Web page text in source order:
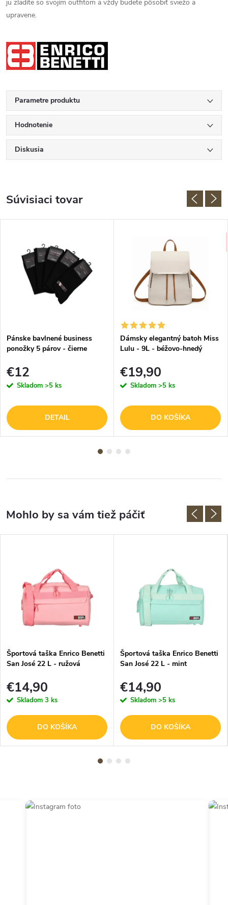
ju zladíte so svojím outfitom a vždy budete pôsobiť sviežo a
upravene.
Parametre produktu
Hodnotenie
Diskusia
Súvisiaci tovar
Pánske bavlnené business
ponožky 5 párov - čierne
€12
Skladom >5 ks
DETAIL
Dámsky elegantný batoh Miss
Lulu - 9L - béžovo-hnedý
€19,90
Skladom >5 ks
DO KOŠÍKA
Športová taška Enrico Benetti
San José 22 L - ružová
€14,90
Skladom 3 ks
DO KOŠÍKA
Športová taška Enrico Benetti
San José 22 L - mint
€14,90
Skladom >5 ks
DO KOŠÍKA